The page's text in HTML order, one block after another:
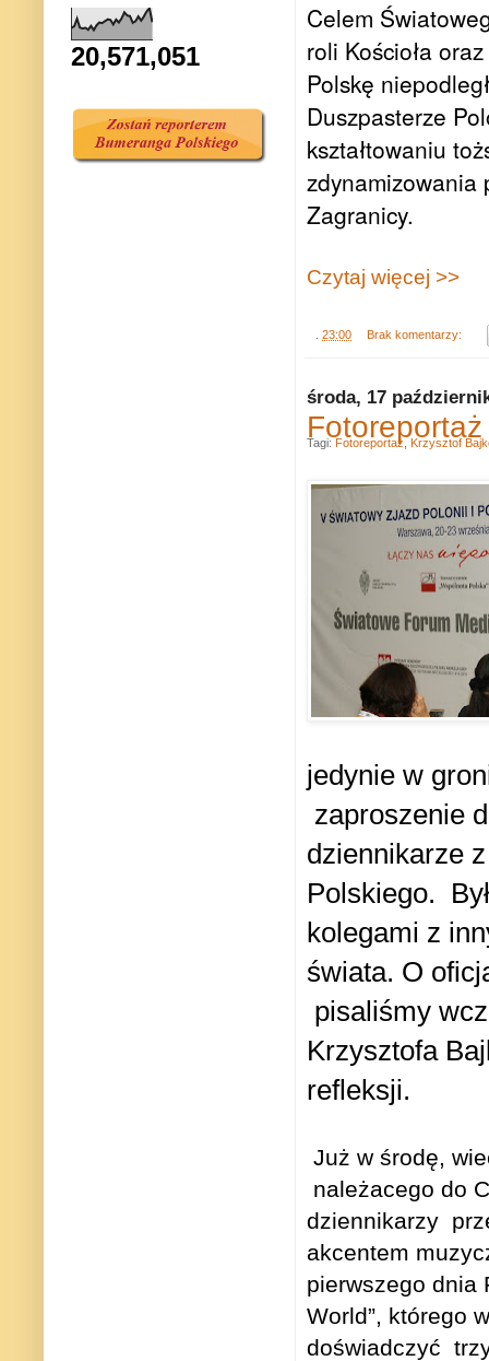
Celem
roli Kościoła
Polskę
Duszpasterze
kształtowaniu
zdynamizowania
Zagranicy.
Czytaj więcej >>
23:00 Brak komentarzy:
środa, 17
jedynie w
zaproszenie
dziennikarze
Polskiego.
kolegami z
świata. O
pisaliśmy
Krzysztofa
refleksji.
Już w środę,
należacego do
dziennikarzy
akcentem
pierwszego dnia
World”, którego
doświadczyć
Tagi: Fotoreportaż, Krzysztof
20,571,051